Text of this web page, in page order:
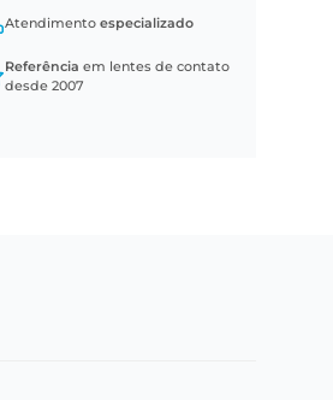
Atendimentoespecializado
Referência em lentes de contato
desde 2007